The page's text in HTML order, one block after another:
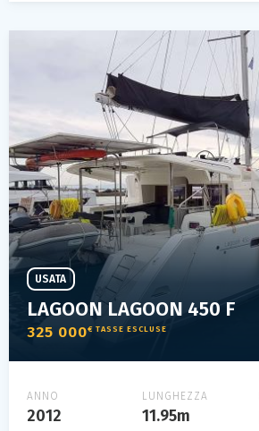
LAGOON LAGOON 450 F
325 000€ TASSE ESCLUSE
USATA
ANNO
2012
LUNGHEZZA
11.95m